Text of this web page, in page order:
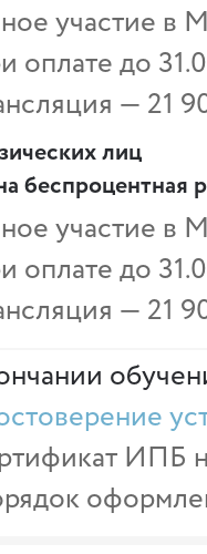
участие в
оплате до
— 21
лиц
беспроцентная
участие в
оплате до
— 21
ИПБ